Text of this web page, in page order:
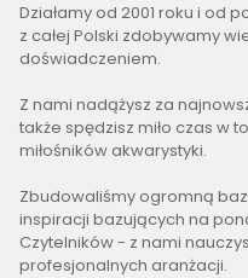
Działamy od 2001 roku i od
z całej Polski zdobywamy
doświadczeniem.
Z nami nadążysz za
także spędzisz miło czas w
miłośników akwarystyki.
Zbudowaliśmy ogromną
inspiracji bazujących na
Czytelników - z nami
profesjonalnych aranżacji.